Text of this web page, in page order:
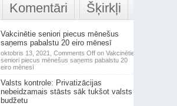
Komentāri Šķirkļi
Vakcinētie seniori piecus mēnešus
saņems pabalstu 20 eiro mēnesī
oktobris 13, 2021, Comments Offon Vakcinētie
seniori piecus mēnešus saņems pabalstu 20
eiro mēnesī
Valsts kontrole: Privatizācijas
nebeidzamais stāsts sāk tukšot valsts
budžetu